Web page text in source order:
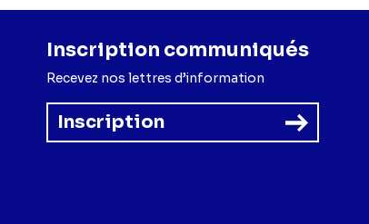
Inscription communiqués
Recevez nos lettres d’information
Inscription